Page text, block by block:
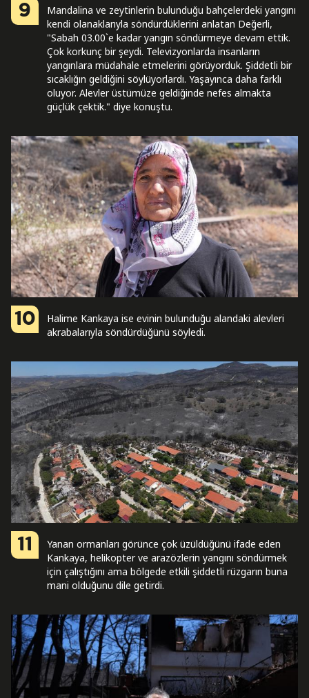
9
Mandalina ve zeytinlerin bulunduğu bahçelerdeki yangını
kendi olanaklarıyla söndürdüklerini anlatan Değerli,
"Sabah 03.00`e kadar yangın söndürmeye devam ettik.
Çok korkunç bir şeydi. Televizyonlarda insanların
yangınlara müdahale etmelerini görüyorduk. Şiddetli bir
sıcaklığın geldiğini söylüyorlardı. Yaşayınca daha farklı
oluyor. Alevler üstümüze geldiğinde nefes almakta
güçlük çektik." diye konuştu.
10
Halime Kankaya ise evinin bulunduğu alandaki alevleri
akrabalarıyla söndürdüğünü söyledi.
11
Yanan ormanları görünce çok üzüldüğünü ifade eden
Kankaya, helikopter ve arazözlerin yangını söndürmek
için çalıştığını ama bölgede etkili şiddetli rüzgarın buna
mani olduğunu dile getirdi.